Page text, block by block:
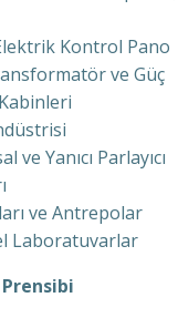
Kontrol Pano
ve Güç
Yanıcı Parlayıcı
ve Antrepolar
Laboratuvarlar